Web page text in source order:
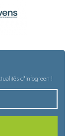
d'Infogreen !